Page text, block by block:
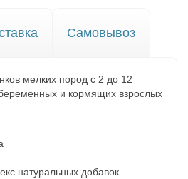
Самовывоз
мелких пород с 2 до 12
и кормящих взрослых
натуральных добавок